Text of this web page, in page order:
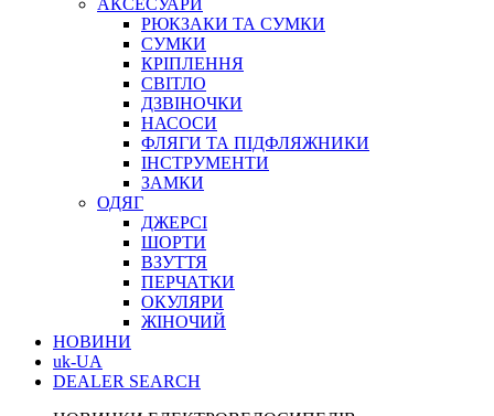
АКСЕСУАРИ
РЮКЗАКИ ТА СУМКИ
СУМКИ
КРІПЛЕННЯ
СВІТЛО
ДЗВІНОЧКИ
НАСОСИ
ФЛЯГИ ТА ПІДФЛЯЖНИКИ
ІНСТРУМЕНТИ
ЗАМКИ
ОДЯГ
ДЖЕРСІ
ШОРТИ
ВЗУТТЯ
ПЕРЧАТКИ
ОКУЛЯРИ
ЖІНОЧИЙ
НОВИНИ
uk-UA
DEALER SEARCH